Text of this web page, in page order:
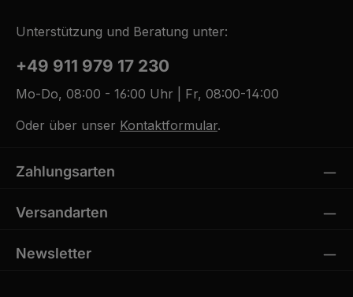
Unterstützung und Beratung unter:
+49 911 979 17 230
Mo-Do, 08:00 - 16:00 Uhr | Fr, 08:00-14:00
Oder über unser Kontaktformular.
Zahlungsarten
Versandarten
Newsletter